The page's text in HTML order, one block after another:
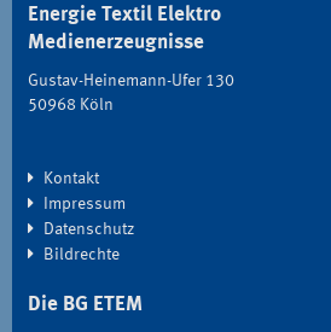
Energie Textil Elektro
Medienerzeugnisse
Gustav-Heinemann-Ufer 130
50968 Köln
Kontakt
Impressum
Datenschutz
Bildrechte
Die BG ETEM